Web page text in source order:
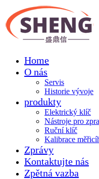
Home
O nás
Servis
Historie vývoje
produkty
Elektrický klíč
Nástroje pro
Ruční klíč
Kalibrace
Zprávy
Kontaktujte nás
Zpětná vazba